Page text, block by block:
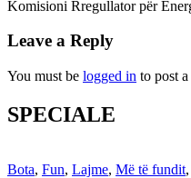
Komisioni Rregullator për
Leave a Reply
You must be logged in to post
SPECIALE
Bota, Fun, Lajme, Më të fundit,